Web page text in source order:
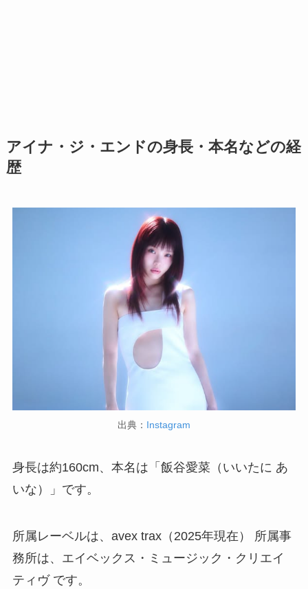
アイナ・ジ・エンドの身長・本名などの経
歴
出典： Instagram
身長は約160cm、本名は「飯谷愛菜（いいたに あ
いな）」です。
所属レーベルは、avex trax（2025年現在） 所属事
務所は、エイベックス・ミュージック・クリエイ
ティヴ です。